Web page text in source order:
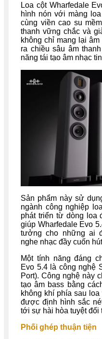
Loa cột Wharfedale
hình nón với màng
cùng viền cao su
thanh vững chắc và
không chỉ mang lại
ra chiều sâu âm
năng tái tạo âm nhạc
Sản phẩm này sử
ngành công nghiệp
phát triển từ dòng loa
giúp Wharfedale Evo
tưởng cho những ai
nghe nhạc đầy cuốn
Một tính năng đáng
Evo 5.4 là công nghệ
Port). Công nghệ này
tạo âm bass bằng
không khí phía sau
được định hình sắc
tới sự hài hòa tuyệt đối
Phối ghép thuận tiện